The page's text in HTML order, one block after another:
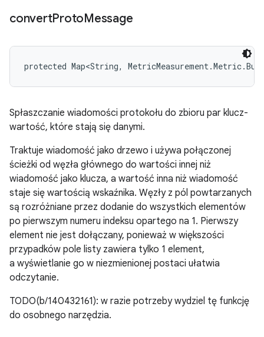
convertProtoMessage
protected Map<String,
Spłaszczanie wiadomości protokołu do zbioru par klucz-
wartość, które stają się danymi.
Traktuje wiadomość jako drzewo i używa połączonej
ścieżki od węzła głównego do wartości innej niż
wiadomość jako klucza, a wartość inna niż wiadomość
staje się wartością wskaźnika. Węzły z pól powtarzanych
są rozróżniane przez dodanie do wszystkich elementów
po pierwszym numeru indeksu opartego na 1. Pierwszy
element nie jest dołączany, ponieważ w większości
przypadków pole listy zawiera tylko 1 element,
a wyświetlanie go w niezmienionej postaci ułatwia
odczytanie.
TODO(b/140432161): w razie potrzeby wydziel tę funkcję
do osobnego narzędzia.